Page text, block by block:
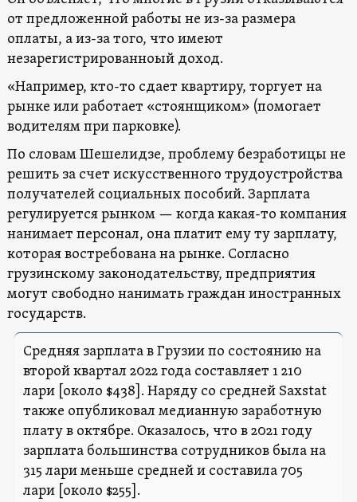
от предложенной работы не из-за размера
оплаты, а из-за того, что имеют
незарегистрированноый доход.
«Например, кто-то сдает квартиру, торгует на
рынке или работает «стоянщиком» (помогает
водителям при парковке).
По словам Шешелидзе, проблему безработицы не
решить за счет искусственного трудоустройства
получателей социальных пособий. Зарплата
регулируется рынком — когда какая-то компания
нанимает персонал, она платит ему ту зарплату,
которая востребована на рынке. Согласно
грузинскому законодательству, предприятия
могут свободно нанимать граждан иностранных
государств.
Средняя зарплата в Грузии по состоянию на
второй квартал 2022 года составляет 1 210
лари [около $438]. Наряду со средней Saxstat
также опубликовал медианную заработную
плату в октябре. Оказалось, что в 2021 году
зарплата большинства сотрудников была на
315 лари меньше средней и составила 705
лари [около $255].